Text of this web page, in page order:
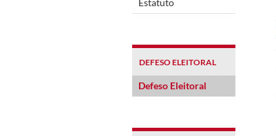
DEFESO ELEITORAL
Defeso Eleitoral